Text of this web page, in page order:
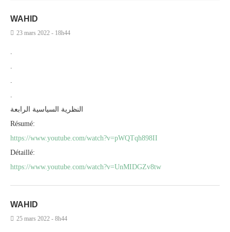
WAHID
23 mars 2022 - 18h44
النظرية السياسية الرابعة
Résumé:
https://www.youtube.com/watch?v=pWQTqh898II
Détaillé:
https://www.youtube.com/watch?v=UnMIDGZv8tw
WAHID
25 mars 2022 - 8h44